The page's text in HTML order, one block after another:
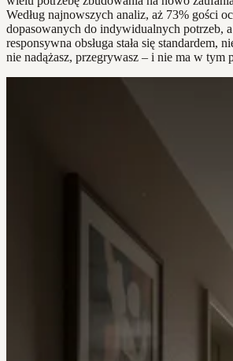
Według najnowszych analiz, aż 73% gości
dopasowanych do indywidualnych potrzeb,
responsywna obsługa stała się standardem,
nie nadążasz, przegrywasz – i nie ma w tym